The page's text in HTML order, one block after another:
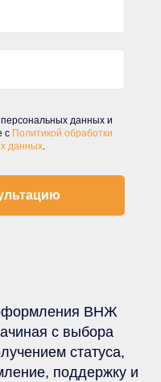
данных и
с Политикой обработки
данных
ВНЖ
с выбора
статуса,
поддержку и